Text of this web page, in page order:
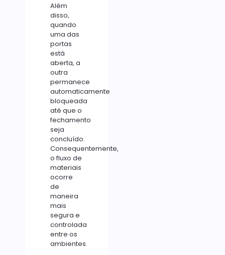
Além
disso,
quando
uma das
portas
está
aberta, a
outra
permanece
automaticamente
bloqueada
até que o
fechamento
seja
concluído.
Consequentemente,
o fluxo de
materiais
ocorre
de
maneira
mais
segura e
controlada
entre os
ambientes.